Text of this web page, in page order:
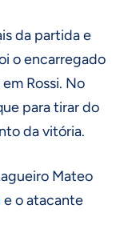
da partida e
o encarregado
Rossi. No
para tirar do
da vitória.
Mateo
e o atacante